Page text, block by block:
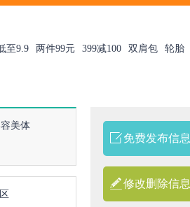
至9.9 两件99元 399减100 双肩包 轮胎
美体
免费发布信息
修改删除信息